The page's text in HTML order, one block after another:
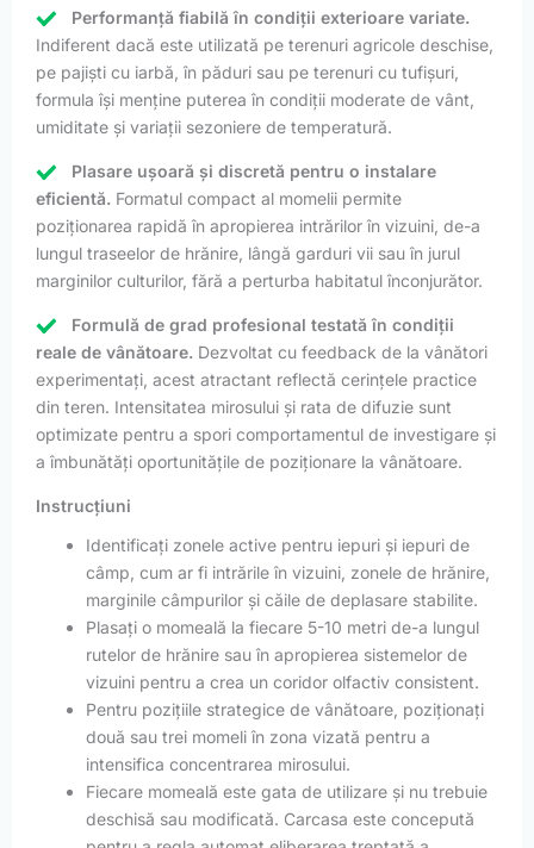
Performanță fiabilă în condiții exterioare variate.
Indiferent dacă este utilizată pe terenuri agricole deschise,
pe pajiști cu iarbă, în păduri sau pe terenuri cu tufișuri,
formula își menține puterea în condiții moderate de vânt,
umiditate și variații sezoniere de temperatură.
Plasare ușoară și discretă pentru o instalare
eficientă. Formatul compact al momelii permite
poziționarea rapidă în apropierea intrărilor în vizuini, de-a
lungul traseelor de hrănire, lângă garduri vii sau în jurul
marginilor culturilor, fără a perturba habitatul înconjurător.
Formulă de grad profesional testată în condiții
reale de vânătoare. Dezvoltat cu feedback de la vânători
experimentați, acest atractant reflectă cerințele practice
din teren. Intensitatea mirosului și rata de difuzie sunt
optimizate pentru a spori comportamentul de investigare și
a îmbunătăți oportunitățile de poziționare la vânătoare.
Instrucțiuni
Identificați zonele active pentru iepuri și iepuri de
câmp, cum ar fi intrările în vizuini, zonele de hrănire,
marginile câmpurilor și căile de deplasare stabilite.
Plasați o momeală la fiecare 5-10 metri de-a lungul
rutelor de hrănire sau în apropierea sistemelor de
vizuini pentru a crea un coridor olfactiv consistent.
Pentru pozițiile strategice de vânătoare, poziționați
două sau trei momeli în zona vizată pentru a
intensifica concentrarea mirosului.
Fiecare momeală este gata de utilizare și nu trebuie
deschisă sau modificată. Carcasa este concepută